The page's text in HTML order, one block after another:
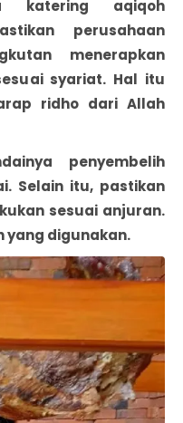
katering aqiqoh
perusahaan
menerapkan
syariat. Hal itu
ridho dari Allah
penyembelih
Selain itu, pastikan
sesuai anjuran.
yang digunakan.